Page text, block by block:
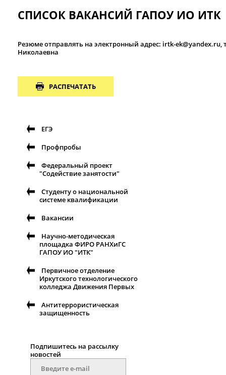
СПИСОК ВАКАНСИЙ ГАПОУ ИО ИТК
Резюме отправлять на электронный адрес: irtk-ek@yandex.ru,
Николаевна
РАСПЕЧАТАТЬ
ЕГЭ
Профпробы
Федеральный проект
"Содействие занятости"
Студенту о национальной
системе квалификации
Вакансии
Научно-методическая
площадка ФИРО РАНХиГС
ГАПОУ ИО "ИТК"
Первичное отделение
Иркутского технологического
колледжа Движения Первых
Антитеррористическая
защищенность
Подпишитесь на рассылку
новостей